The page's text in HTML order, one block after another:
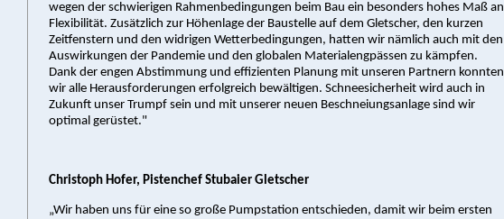
wegen der schwierigen Rahmenbedingungen beim Bau ein besonders hohes Maß an
Flexibilität. Zusätzlich zur Höhenlage der Baustelle auf dem Gletscher, den kurzen
Zeitfenstern und den widrigen Wetterbedingungen, hatten wir nämlich auch mit den
Auswirkungen der Pandemie und den globalen Materialengpässen zu kämpfen.
Dank der engen Abstimmung und effizienten Planung mit unseren Partnern konnten
wir alle Herausforderungen erfolgreich bewältigen. Schneesicherheit wird auch in
Zukunft unser Trumpf sein und mit unserer neuen Beschneiungsanlage sind wir
optimal gerüstet."
Christoph Hofer, Pistenchef Stubaier Gletscher
„Wir haben uns für eine so große Pumpstation entschieden, damit wir beim ersten